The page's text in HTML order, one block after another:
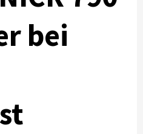
bei